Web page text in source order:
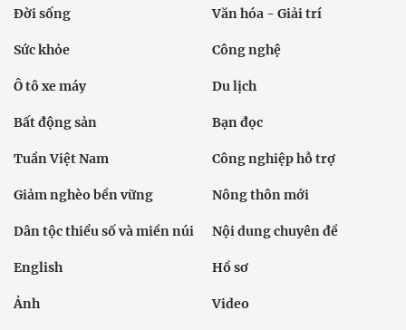
Đời sống Văn hóa - Giải trí
Sức khỏe Công nghệ
Ô tô xe máy Du lịch
Bất động sản Bạn đọc
Tuần Việt Nam Công nghiệp hỗ trợ
Giảm nghèo bền vững Nông thôn mới
Dân tộc thiểu số và miền núi Nội dung chuyên đề
English Hồ sơ
Ảnh Video